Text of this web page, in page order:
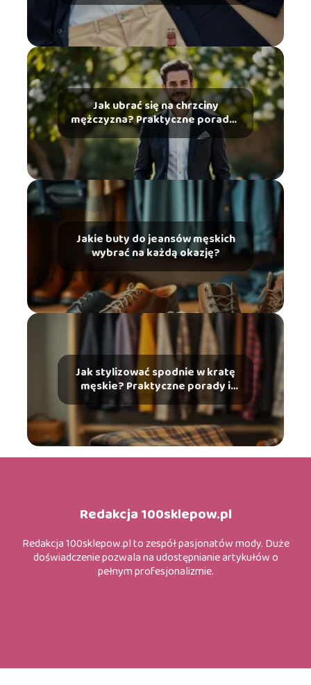
Jak ubrać się na chrzciny
mężczyzna? Praktyczne porady i
stylizacje
Jakie buty do jeansów męskich
wybrać na każdą okazję?
Jak stylizować spodnie w kratę
męskie? Praktyczne porady i
inspiracje
Redakcja 100sklepow.pl
Redakcja 100sklepow.pl to zespół pasjonatów mody. Duże
doświadczenie pozwala na udostępnianie artykułów o
pełnym profesjonalizmie.